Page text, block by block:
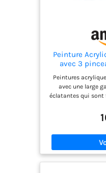
Peinture
avec 3
scolaires
papier toile
céramique et
Peintures
avec une large
éclatantes qui sont
ressortir le
couleurs avec une
surfaces et les
pour une belle